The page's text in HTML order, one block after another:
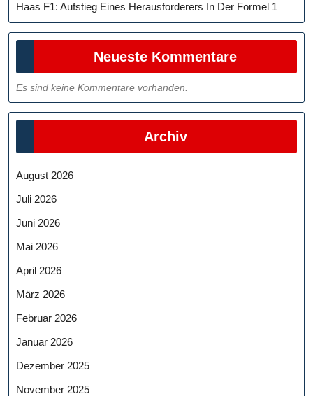
Haas F1: Aufstieg Eines Herausforderers In Der Formel 1
Neueste Kommentare
Es sind keine Kommentare vorhanden.
Archiv
August 2026
Juli 2026
Juni 2026
Mai 2026
April 2026
März 2026
Februar 2026
Januar 2026
Dezember 2025
November 2025